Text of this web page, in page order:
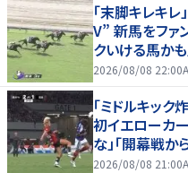
「末脚キレキ
V” 新馬をファ
クいける馬かも
2026/08/08 22:00
「ミドルキッ
初イエローカー
な」「開幕戦か
2026/08/08 21:00